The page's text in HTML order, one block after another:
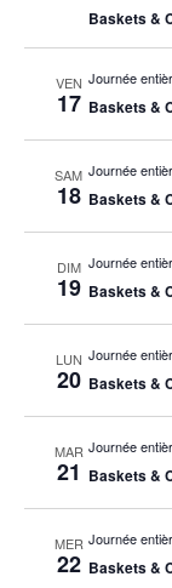
Baskets &
VEN
17
Journée
Baskets &
SAM
18
Journée
Baskets &
DIM
19
Journée
Baskets &
LUN
20
Journée
Baskets &
MAR
21
Journée
Baskets &
MER
22
Journée
Baskets &